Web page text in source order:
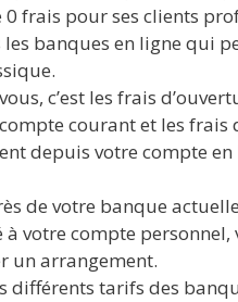
frais pour ses clients
banques en ligne qui
c’est les frais
courant et les frais
depuis votre compte
de votre banque
votre compte
un arrangement.
différents tarifs des